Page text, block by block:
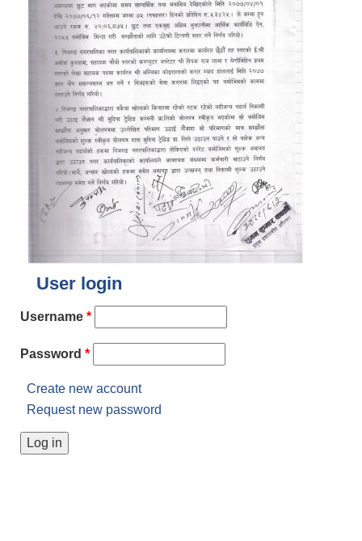
User login
Username *
Password *
Create new account
Request new password